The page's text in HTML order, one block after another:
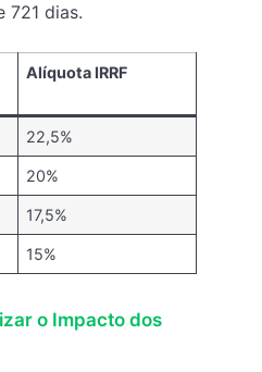
721 dias.
Alíquota IRRF
22,5%
20%
17,5%
15%
o Impacto dos